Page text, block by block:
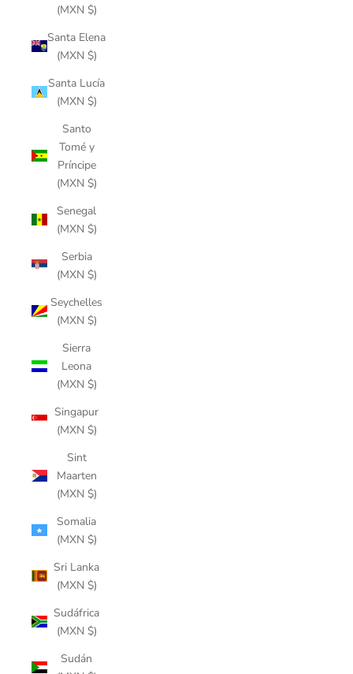
(MXN $)
Santa Elena
(MXN $)
Santa Lucía
(MXN $)
Santo
Tomé y
Príncipe
(MXN $)
Senegal
(MXN $)
Serbia
(MXN $)
Seychelles
(MXN $)
Sierra
Leona
(MXN $)
Singapur
(MXN $)
Sint
Maarten
(MXN $)
Somalia
(MXN $)
Sri Lanka
(MXN $)
Sudáfrica
(MXN $)
Sudán